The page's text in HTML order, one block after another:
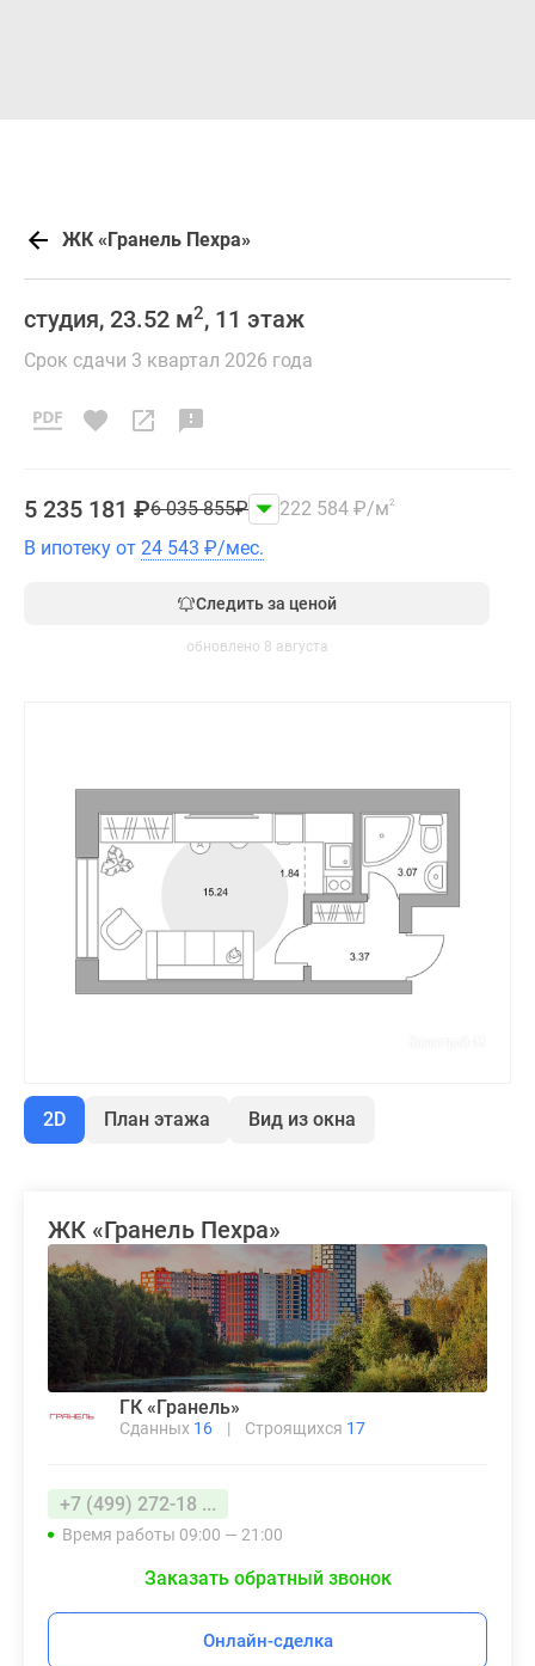
ЖК «Гранель Пехра»
студия, 23.52 м2, 11 этаж
Срок сдачи 3 квартал 2026 года
5 235 181 ₽6 035 855₽ 222 584 ₽/м2
В ипотеку от 24 543 ₽/мес.
Следить за ценой
обновлено 8 августа
2D План этажа Вид из окна
ЖК «Гранель Пехра»
ГК «Гранель»
Сданных 16 | Строящихся 17
+7 (499) 272-18 ...
Время работы 09:00 — 21:00
Заказать обратный звонок
Онлайн-сделка